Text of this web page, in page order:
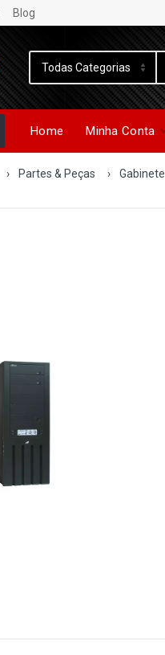
Blog
Home Minha Conta
› Partes & Peças › Gabinete